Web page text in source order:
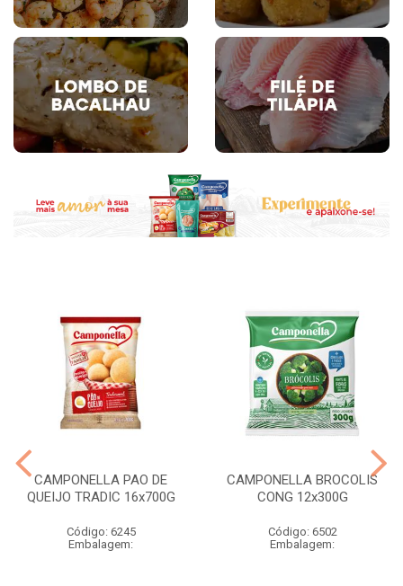
CAMPONELLA PAO DE
QUEIJO TRADIC 16x700G
Código: 6245
Embalagem:
CAMPONELLA BROCOLIS
CONG 12x300G
Código: 6502
Embalagem: